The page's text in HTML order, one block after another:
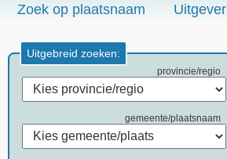
Zoek op plaatsnaam Uitgever
Uitgebreid zoeken:
provincie/regio
gemeente/plaatsnaam